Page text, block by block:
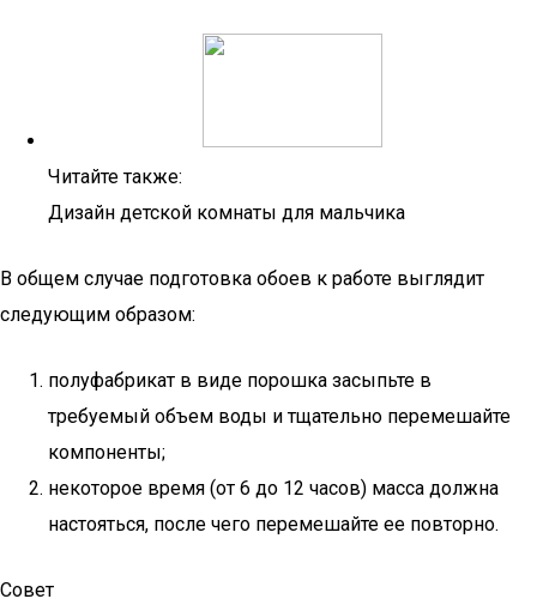
Читайте также:
Дизайн детской комнаты для мальчика
В общем случае подготовка обоев к работе выглядит
следующим образом:
полуфабрикат в виде порошка засыпьте в
требуемый объем воды и тщательно перемешайте
компоненты;
некоторое время (от 6 до 12 часов) масса должна
настояться, после чего перемешайте ее повторно.
Совет